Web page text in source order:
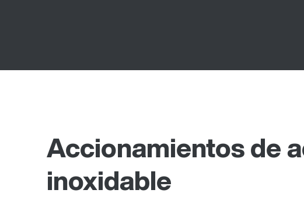
Accionamientos de
inoxidable